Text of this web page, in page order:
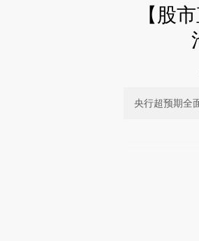
【股
央行超预期全
成，可能与